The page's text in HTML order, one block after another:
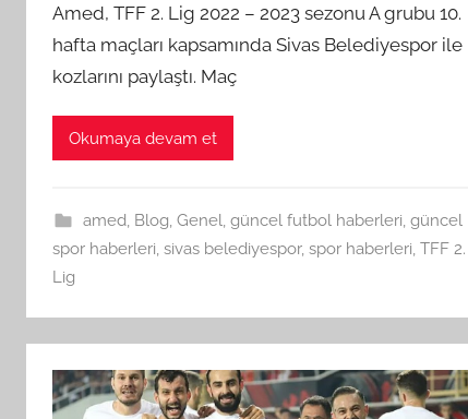
Amed, TFF 2. Lig 2022 – 2023 sezonu A grubu 10.
hafta maçları kapsamında Sivas Belediyespor ile
kozlarını paylaştı. Maç
Okumaya devam et
amed, Blog, Genel, güncel futbol haberleri, güncel
spor haberleri, sivas belediyespor, spor haberleri, TFF 2.
Lig